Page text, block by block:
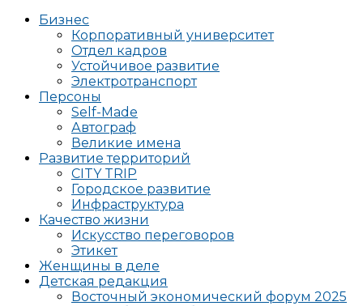
Бизнес
Корпоративный университет
Отдел кадров
Устойчивое развитие
Электротранспорт
Персоны
Self-Made
Автограф
Великие имена
Развитие территорий
CITY TRIP
Городское развитие
Инфраструктура
Качество жизни
Искусство переговоров
Этикет
Женщины в деле
Детская редакция
Восточный экономический форум 2025